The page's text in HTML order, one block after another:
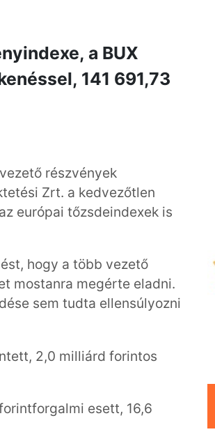
a BUX
141 691,73
részvények
Zrt. a kedvezőtlen
európai tőzsdeindexek is
hogy a több vezető
mostanra megérte eladni.
sem tudta ellensúlyozni
2,0 milliárd forintos
esett, 16,6